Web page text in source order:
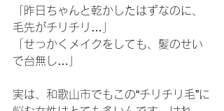
「昨日ちゃんと乾かしたはずなのに、
毛先がチリチリ…」
「せっかくメイクをしても、髪のせい
で台無し…」
実は、和歌山市でもこの“チリチリ毛”に